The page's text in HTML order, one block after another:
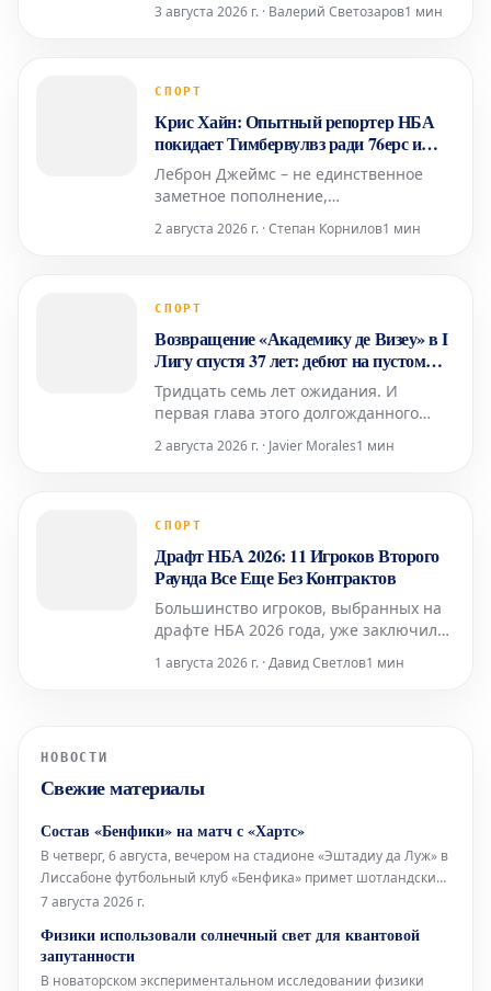
Добро пожаловать в август в НБА –
недавние спекуляции вокруг Карри
репортера "Сел
3 августа 2026 г. · Валерий Светозаров1 мин
СПОРТ
Крис Хайн: Опытный репортер НБА
покидает Тимбервулвз ради 76ерс и
Леброна Джеймса
Леброн Джеймс – не единственное
заметное пополнение,
это межсезонье. Опытный репортер
где он восемь лет освещал жизнь
чтобы присоединиться к Philadelphia
2 августа 2026 г. · Степан Корнилов1 мин
СПОРТ
Возвращение «Академику де Визеу» в I
Лигу спустя 37 лет: дебют на пустом
стадионе
Тридцать семь лет ожидания. И
первая глава этого долгожданного
необычных обстоятельствах. Поездка в
2026/27, пройдет за закрытыми
сторон. Это подтвердил сам «Бенфика»
2 августа 2026 г. · Javier Morales1 мин
СПОРТ
Драфт НБА 2026: 11 Игроков Второго
Раунда Все Еще Без Контрактов
Большинство игроков, выбранных на
драфте НБА 2026 года, уже заключили
контракты. Как подробно сообщил Люк
игроков второго раунда кон
1 августа 2026 г. · Давид Светлов1 мин
НОВОСТИ
Свежие материалы
Состав «Бенфики» на матч с «Хартс»
В четверг, 6 августа, вечером на стадионе «Эштадиу да Луж» в
Лиссабоне футбольный клуб «Бенфика» примет шотландский
«Хартс» в рамках первого матча третьего квалификационного
Самуэл Соареш Защитники: Александер Ба
7 августа 2026 г.
Физики использовали солнечный свет для квантовой
запутанности
В новаторском экспериментальном исследовании физики